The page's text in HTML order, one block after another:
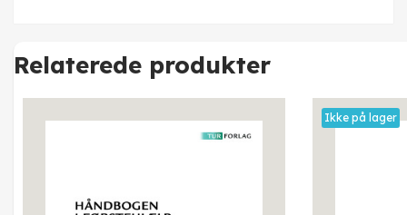
Relaterede produkter
Ikke på lager